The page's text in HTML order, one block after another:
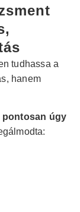
tudhassa a
hanem
pontosan úgy